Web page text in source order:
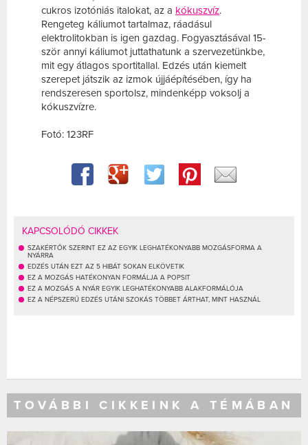
cukros izotóniás italokat, az a kókuszvíz.
Rengeteg káliumot tartalmaz, ráadásul
elektrolitokban is igen gazdag. Fogyasztásával 15-
ször annyi káliumot juttathatunk a szervezetünkbe,
mit egy átlagos sportitallal. Edzés után kiemelt
szerepet játszik az izmok újjáépítésében, így ha
rendszeresen sportolsz, mindenképp voksolj a
kókuszvízre.
Fotó: 123RF
KAPCSOLÓDÓ CIKKEK
SZAKÉRTŐK SZERINT EZ AZ EGYIK LEGHATÉKONYABB MOZGÁSFORMA A
NYÁRRA
EDZÉS UTÁN EZT AZ 5 HIBÁT SOKAN ELKÖVETIK
EZ A MOZGÁS HATÉKONYAN FORMÁLJA A POPSIT
EZ A MOZGÁS A NYÁR EGYIK LEGHATÉKONYABB ALAKFORMÁLÓJA
EZ A NÉPSZERŰ EDZÉS UTÁNI SZOKÁS TÖBBET ÁRTHAT, MINT HASZNÁL
TOVÁBBI CIKKEINK A TÉMÁBAN